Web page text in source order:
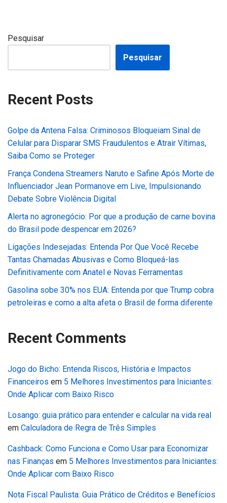
Pesquisar
Pesquisar
Recent Posts
Golpe da Antena Falsa: Criminosos Bloqueiam Sinal de
Celular para Disparar SMS Fraudulentos e Atrair Vítimas,
Saiba Como se Proteger
França Condena Streamers Naruto e Safine Após Morte de
Influenciador Jean Pormanove em Live, Impulsionando
Debate Sobre Violência Digital
Alerta no agronegócio: Por que a produção de carne bovina
do Brasil pode despencar em 2026?
Ligações Indesejadas: Entenda Por Que Você Recebe
Tantas Chamadas Abusivas e Como Bloqueá-las
Definitivamente com Anatel e Novas Ferramentas
Gasolina sobe 30% nos EUA: Entenda por que Trump cobra
petroleiras e como a alta afeta o Brasil de forma diferente
Recent Comments
Jogo do Bicho: Entenda Riscos, História e Impactos
Financeiros em 5 Melhores Investimentos para Iniciantes:
Onde Aplicar com Baixo Risco
Losango: guia prático para entender e calcular na vida real
em Calculadora de Regra de Três Simples
Cashback: Como Funciona e Como Usar para Economizar
nas Finanças em 5 Melhores Investimentos para Iniciantes:
Onde Aplicar com Baixo Risco
Nota Fiscal Paulista: Guia Prático de Créditos e Benefícios